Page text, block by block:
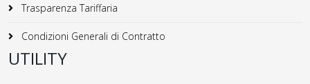
Trasparenza Tariffaria
Condizioni Generali di Contratto
UTILITY